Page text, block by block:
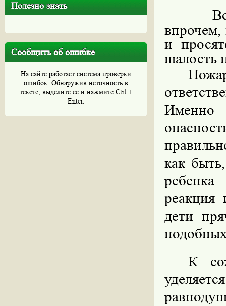
Полезно знать
Сообщить об ошибке
На сайте работает система проверки
ошибок. Обнаружив неточность в
тексте, выделите ее и нажмите Ctrl +
Enter.
впрочем,
и
шалость
Именно
как
ребенка
реакция
дети
К